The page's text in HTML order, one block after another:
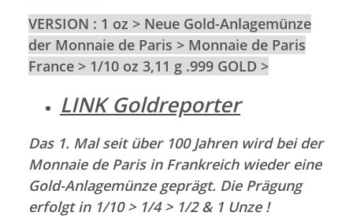
VERSION : 1 oz > Neue Gold-Anlagemünze
der Monnaie de Paris > Monnaie de Paris
France > 1/10 oz 3,11 g .999 GOLD >
LINK Goldreporter
Das 1. Mal seit über 100 Jahren wird bei der
Monnaie de Paris in Frankreich wieder eine
Gold-Anlagemünze geprägt. Die Prägung
erfolgt in 1/10 > 1/4 > 1/2 & 1 Unze !